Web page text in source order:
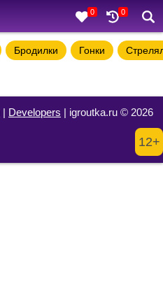
0 0
Бродилки Гонки
| Developers | igroutka.ru © 2026
12+